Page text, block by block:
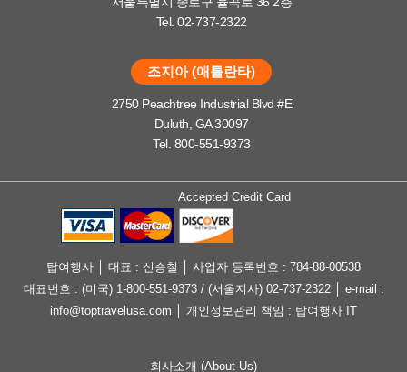
Tel. 02-737-2322
조지아 (애틀란타)
2750 Peachtree Industrial Blvd #E
Duluth, GA 30097
Tel. 800-551-9373
Accepted Credit Card
탑여행사 │ 대표 : 신승철 │ 사업자 등록번호 : 784-88-00538
대표번호 : (미국) 1-800-551-9373 / (서울지사) 02-737-2322 │ e-mail :
info@toptravelusa.com │ 개인정보관리 책임 : 탑여행사 IT
회사소개 (About Us)